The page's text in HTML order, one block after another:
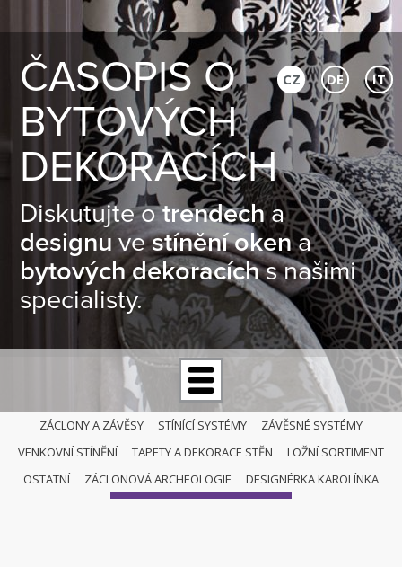
ČASOPIS O
BYTOVÝCH
DEKORACÍCH
Diskutujte otrendecha
designuvestínění okena
bytových dekoracíchs našimi
specialisty.
CZ DE IT
ZÁCLONY A ZÁVĚSY STÍNÍCÍ SYSTÉMY
ZÁVĚSNÉ SYSTÉMY
VENKOVNÍ STÍNĚNÍ
TAPETY A DEKORACE STĚN
LOŽNÍ SORTIMENT
OSTATNÍ
ZÁCLONOVÁ ARCHEOLOGIE DESIGNÉRKA KAROLÍNKA
OSTATNÍ